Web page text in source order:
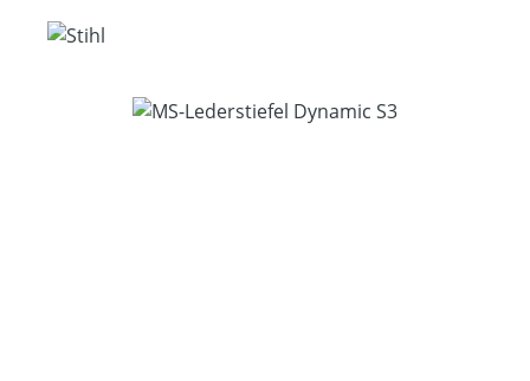
Bildergalerie überspringen